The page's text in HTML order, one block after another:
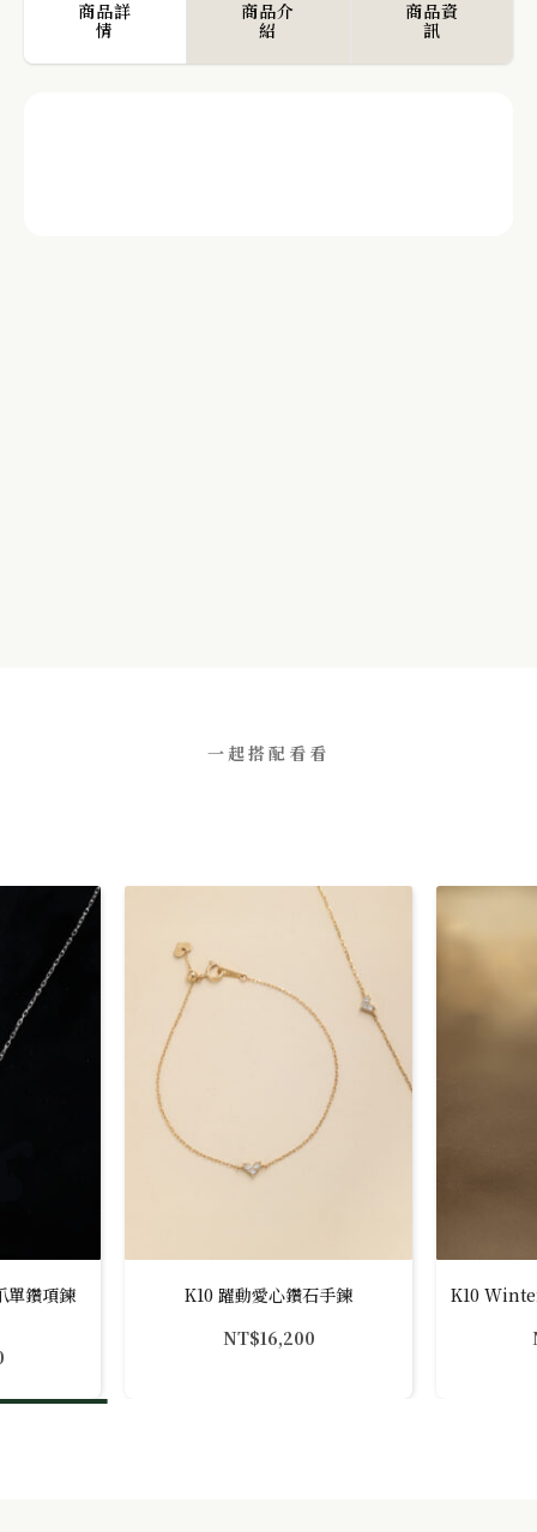
商品詳
情
商品介
紹
商品資
訊
一起搭配看看
單鑽項鍊
K10 躍動愛心鑽石手鍊
NT$16,200
K10